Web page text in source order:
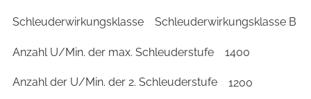
Schleuderwirkungsklasse Schleuderwirkungsklasse B
Anzahl U/Min. der max. Schleuderstufe 1400
Anzahl der U/Min. der 2. Schleuderstufe 1200